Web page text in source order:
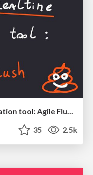
Creating an realtime collaboration tool: Agile Flush - .NET Oxford
35 2.5k